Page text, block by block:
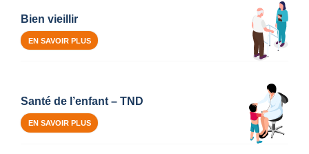
Bien vieillir
EN SAVOIR PLUS
Santé de l’enfant – TND
EN SAVOIR PLUS